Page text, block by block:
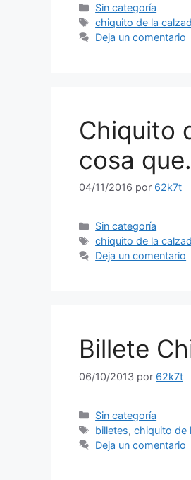
Categorías
Sin categoría
Etiquetas
chiquito de la
Deja un comentario
Chiquito
cosa
04/11/2016 por 62k7t
Categorías
Sin categoría
Etiquetas
chiquito de la
Deja un comentario
Billete
06/10/2013 por 62k7t
Categorías
Sin categoría
Etiquetas
billetes,chiquito de
Deja un comentario